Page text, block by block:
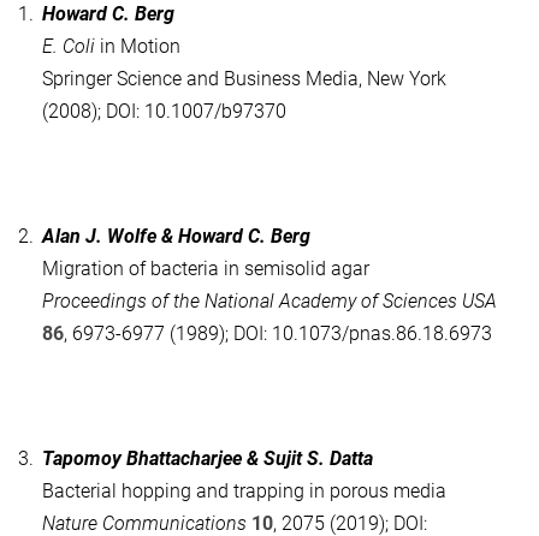
1. Howard C. Berg
E. Coli in Motion
Springer Science and Business Media, New York
(2008); DOI: 10.1007/b97370
2. Alan J. Wolfe & Howard C. Berg
Migration of bacteria in semisolid agar
Proceedings of the NationalAcademy ofSciences USA
86, 6973-6977 (1989); DOI: 10.1073/pnas.86.18.6973
3. Tapomoy Bhattacharjee & Sujit S. Datta
Bacterial hopping and trapping in porous media
Nature Communications 10, 2075 (2019); DOI: